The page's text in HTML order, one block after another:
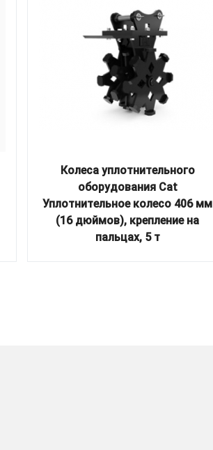
Колеса уплотнительного
оборудования Cat
Уплотнительное колесо 406 мм
(16 дюймов), крепление на
пальцах, 5 т